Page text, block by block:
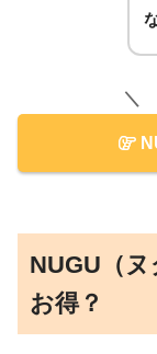
＼
NUGU（
お得？